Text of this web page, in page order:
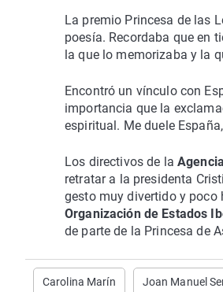
La premio Princesa de las
poesía. Recordaba que en
la que lo memorizaba y la
Encontró un vínculo con
importancia que la
espiritual. Me duele
Los directivos de la
retratar a la presidenta
gesto muy divertido y poco
Organización de Estados
de parte de la Princesa de
Carolina Marín Joan Manuel